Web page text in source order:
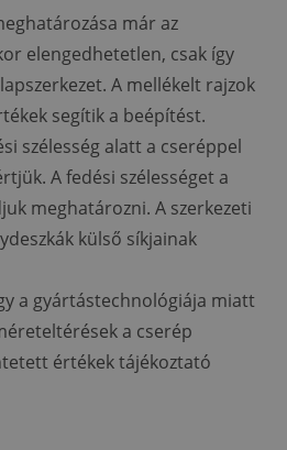
már az
elengedhetetlen, csak így
A mellékelt rajzok
segítik a beépítést.
szélesség alatt a cseréppel
A fedési szélességet a
meghatározni. A szerkezeti
külső síkjainak
a gyártástechnológiája miatt
a cserép
értékek tájékoztató